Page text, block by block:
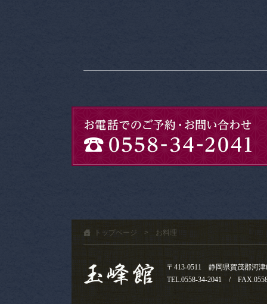
トップページ > お料理
〒413-0511 静岡県賀茂郡河津
TEL.0558-34-2041 /